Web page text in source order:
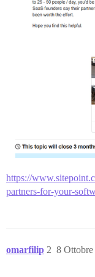
https://
partners-for-your-
omarfilip 8
2